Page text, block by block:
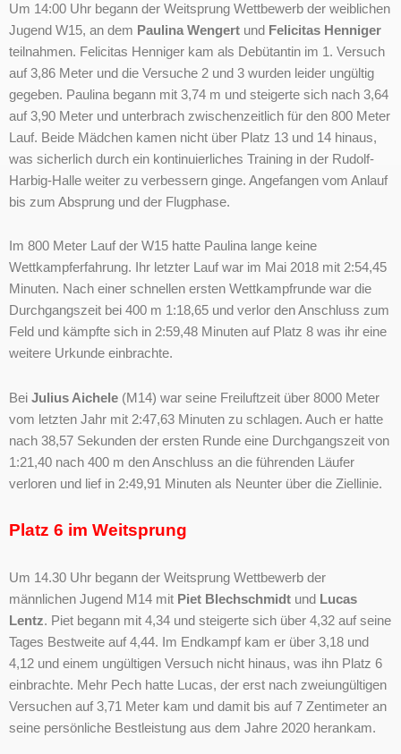
Um 14:00 Uhr begann der Weitsprung Wettbewerb der weiblichen
Jugend W15, an dem Paulina Wengert und Felicitas Henniger
teilnahmen. Felicitas Henniger kam als Debütantin im 1. Versuch
auf 3,86 Meter und die Versuche 2 und 3 wurden leider ungültig
gegeben. Paulina begann mit 3,74 m und steigerte sich nach 3,64
auf 3,90 Meter und unterbrach zwischenzeitlich für den 800 Meter
Lauf. Beide Mädchen kamen nicht über Platz 13 und 14 hinaus,
was sicherlich durch ein kontinuierliches Training in der Rudolf-
Harbig-Halle weiter zu verbessern ginge. Angefangen vom Anlauf
bis zum Absprung und der Flugphase.
Im 800 Meter Lauf der W15 hatte Paulina lange keine
Wettkampferfahrung. Ihr letzter Lauf war im Mai 2018 mit 2:54,45
Minuten. Nach einer schnellen ersten Wettkampfrunde war die
Durchgangszeit bei 400 m 1:18,65 und verlor den Anschluss zum
Feld und kämpfte sich in 2:59,48 Minuten auf Platz 8 was ihr eine
weitere Urkunde einbrachte.
Bei Julius Aichele (M14) war seine Freiluftzeit über 8000 Meter
vom letzten Jahr mit 2:47,63 Minuten zu schlagen. Auch er hatte
nach 38,57 Sekunden der ersten Runde eine Durchgangszeit von
1:21,40 nach 400 m den Anschluss an die führenden Läufer
verloren und lief in 2:49,91 Minuten als Neunter über die Ziellinie.
Platz 6 im Weitsprung
Um 14.30 Uhr begann der Weitsprung Wettbewerb der
männlichen Jugend M14 mit Piet Blechschmidt und Lucas
Lentz. Piet begann mit 4,34 und steigerte sich über 4,32 auf seine
Tages Bestweite auf 4,44. Im Endkampf kam er über 3,18 und
4,12 und einem ungültigen Versuch nicht hinaus, was ihn Platz 6
einbrachte. Mehr Pech hatte Lucas, der erst nach zweiungültigen
Versuchen auf 3,71 Meter kam und damit bis auf 7 Zentimeter an
seine persönliche Bestleistung aus dem Jahre 2020 herankam.